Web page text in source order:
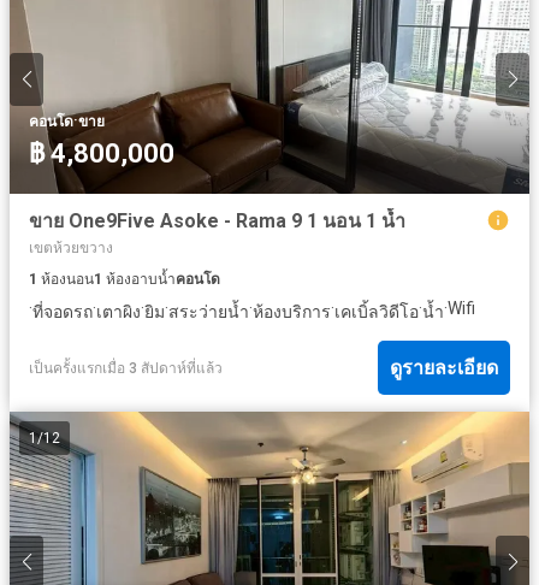
คอนโด·ขาย
฿ 4,800,000
ขาย One9Five Asoke - Rama 9 1 นอน 1 น้ำ
เขตห้วยขวาง
1 ห้องนอน1 ห้องอาบน้ำคอนโด
·ที่จอดรถ·เตาผิง·ยิม·สระว่ายน้ำ·ห้องบริการ·เคเบิ้ลวิดีโอ·น้ำ·Wifi
เป็นครั้งแรกเมื่อ 3 สัปดาห์ที่แล้ว ดูรายละเอียด
1/12